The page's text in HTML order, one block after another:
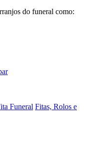
do funeral como:
Funeral Fitas, Rolos e